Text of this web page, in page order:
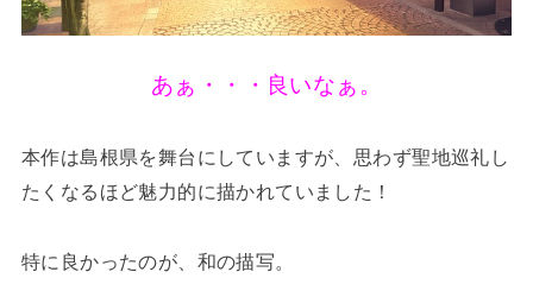
あぁ・・・良いなぁ。
本作は島根県を舞台にしていますが、思わず聖地巡礼し
たくなるほど魅力的に描かれていました！
特に良かったのが、和の描写。